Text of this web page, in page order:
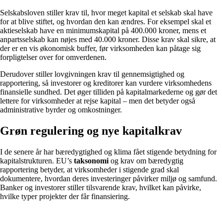
Selskabsloven stiller krav til, hvor meget kapital et selskab skal have
for at blive stiftet, og hvordan den kan ændres. For eksempel skal et
aktieselskab have en minimumskapital på 400.000 kroner, mens et
anpartsselskab kan nøjes med 40.000 kroner. Disse krav skal sikre, at
der er en vis økonomisk buffer, før virksomheden kan påtage sig
forpligtelser over for omverdenen.
Derudover stiller lovgivningen krav til gennemsigtighed og
rapportering, så investorer og kreditorer kan vurdere virksomhedens
finansielle sundhed. Det øger tilliden på kapitalmarkederne og gør det
lettere for virksomheder at rejse kapital – men det betyder også
administrative byrder og omkostninger.
Grøn regulering og nye kapitalkrav
I de senere år har bæredygtighed og klima fået stigende betydning for
kapitalstrukturen. EU’s taksonomi og krav om bæredygtig
rapportering betyder, at virksomheder i stigende grad skal
dokumentere, hvordan deres investeringer påvirker miljø og samfund.
Banker og investorer stiller tilsvarende krav, hvilket kan påvirke,
hvilke typer projekter der får finansiering.